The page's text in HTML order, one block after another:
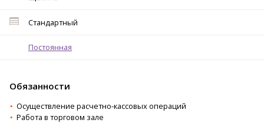
Стандартный
Постоянная
Обязанности
Осуществление расчетно-кассовых операций
Работа в торговом зале